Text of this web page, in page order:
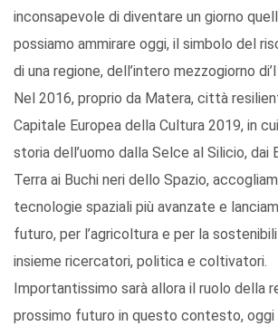
inconsapevole di diventare un giorno
possiamo ammirare oggi, il simbolo del
di una regione, dell’intero mezzogiorno
Nel 2016, proprio da Matera, città
Capitale Europea della Cultura 2019, in
storia dell’uomo dalla Selce al Silicio, dai
Terra ai Buchi neri dello Spazio,
tecnologie spaziali più avanzate e
futuro, per l’agricoltura e per la
insieme ricercatori, politica e coltivatori.
Importantissimo sarà allora il ruolo della
prossimo futuro in questo contesto,